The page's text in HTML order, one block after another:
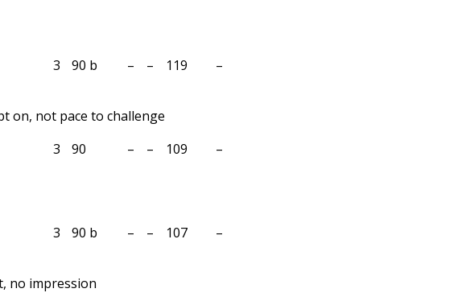
3 90 b – – 119
–
on, not pace to challenge
3 90 – – 109
–
3 90 b – – 107
–
no impression